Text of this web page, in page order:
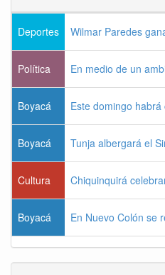
Deportes Wilmar Paredes
Política En medio de un
Boyacá Este domingo
Boyacá Tunja albergará el
Cultura Chiquinquirá
Boyacá En Nuevo Colón se